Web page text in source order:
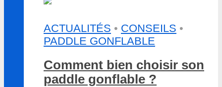
ACTUALITÉS • CONSEILS •
PADDLE GONFLABLE
Comment bien choisir son
paddle gonflable ?